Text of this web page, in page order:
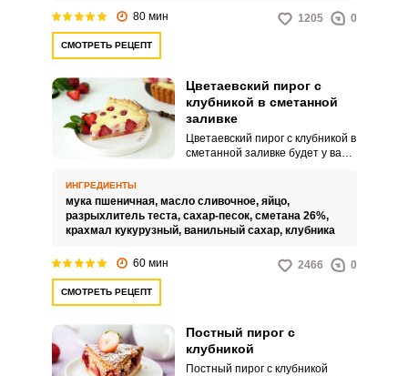
80 мин 1205 0
СМОТРЕТЬ РЕЦЕПТ
Цветаевский пирог с
клубникой в сметанной
заливке
Цветаевский пирог с клубникой в
сметанной заливке будет у вас
классическим с яблоками. В этом
рецепте для пирога
замешиваем рассыпчатое
ИНГРЕДИЕНТЫ
мука пшеничная, масло сливочное, яйцо,
разрыхлитель теста, сахар-песок, сметана 26%,
крахмал кукурузный, ванильный сахар, клубника
60 мин 2466 0
СМОТРЕТЬ РЕЦЕПТ
Постный пирог с
клубникой
Постный пирог с клубникой